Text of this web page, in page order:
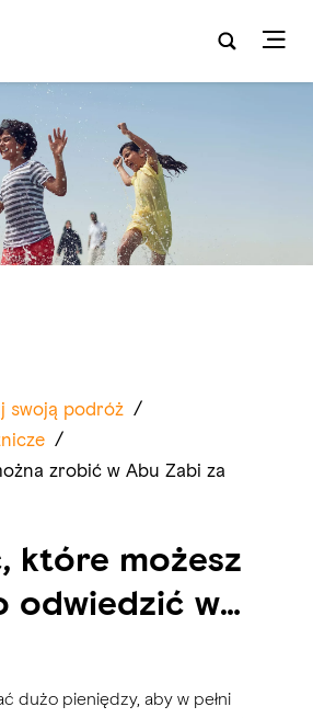
swoją podróż /
/
zrobić w Abu Zabi za
które możesz
odwiedzić w
dużo pieniędzy, aby w pełni